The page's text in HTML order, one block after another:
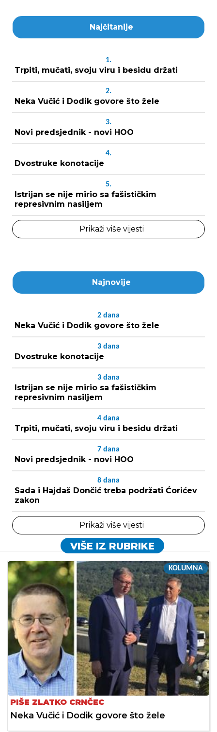
Najčitanije
1.
Trpiti, mučati, svoju viru i besidu držati
2.
Neka Vučić i Dodik govore što žele
3.
Novi predsjednik - novi HOO
4.
Dvostruke konotacije
5.
Istrijan se nije mirio sa fašističkim
represivnim nasiljem
Prikaži više vijesti
Najnovije
2 dana
Neka Vučić i Dodik govore što žele
3 dana
Dvostruke konotacije
3 dana
Istrijan se nije mirio sa fašističkim
represivnim nasiljem
4 dana
Trpiti, mučati, svoju viru i besidu držati
7 dana
Novi predsjednik - novi HOO
8 dana
Sada i Hajdaš Dončić treba podržati Ćorićev
zakon
Prikaži više vijesti
VIŠE IZ RUBRIKE
KOLUMNA
PIŠE ZLATKO CRNČEC
Neka Vučić i Dodik govore što žele